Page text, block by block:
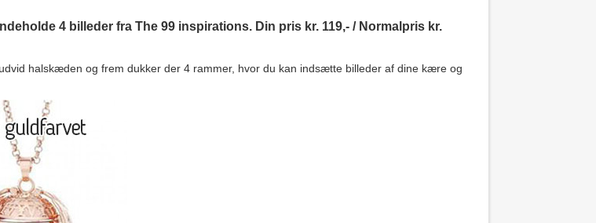
4 billeder fra The 99 inspirations. Din pris kr. 119,- / Normalpris kr.
halskæden og frem dukker der 4 rammer, hvor du kan indsætte billeder af dine kære og